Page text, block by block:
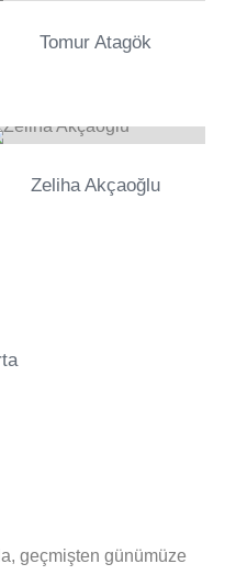
Tomur Atagök
Zeliha Akçaoğlu
geçmişten günümüze